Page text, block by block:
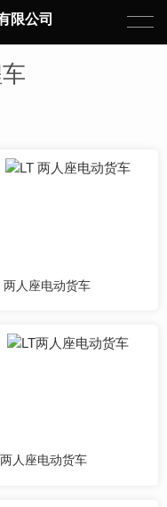
限公司
两人座电动货车
人座电动货车